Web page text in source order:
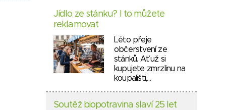
Jídlo ze stánku? I to můžete
reklamovat
Léto přeje
občerstvení ze
stánků. Ať už si
kupujete zmrzlinu na
koupališti,…
Soutěž biopotravina slaví 25 let